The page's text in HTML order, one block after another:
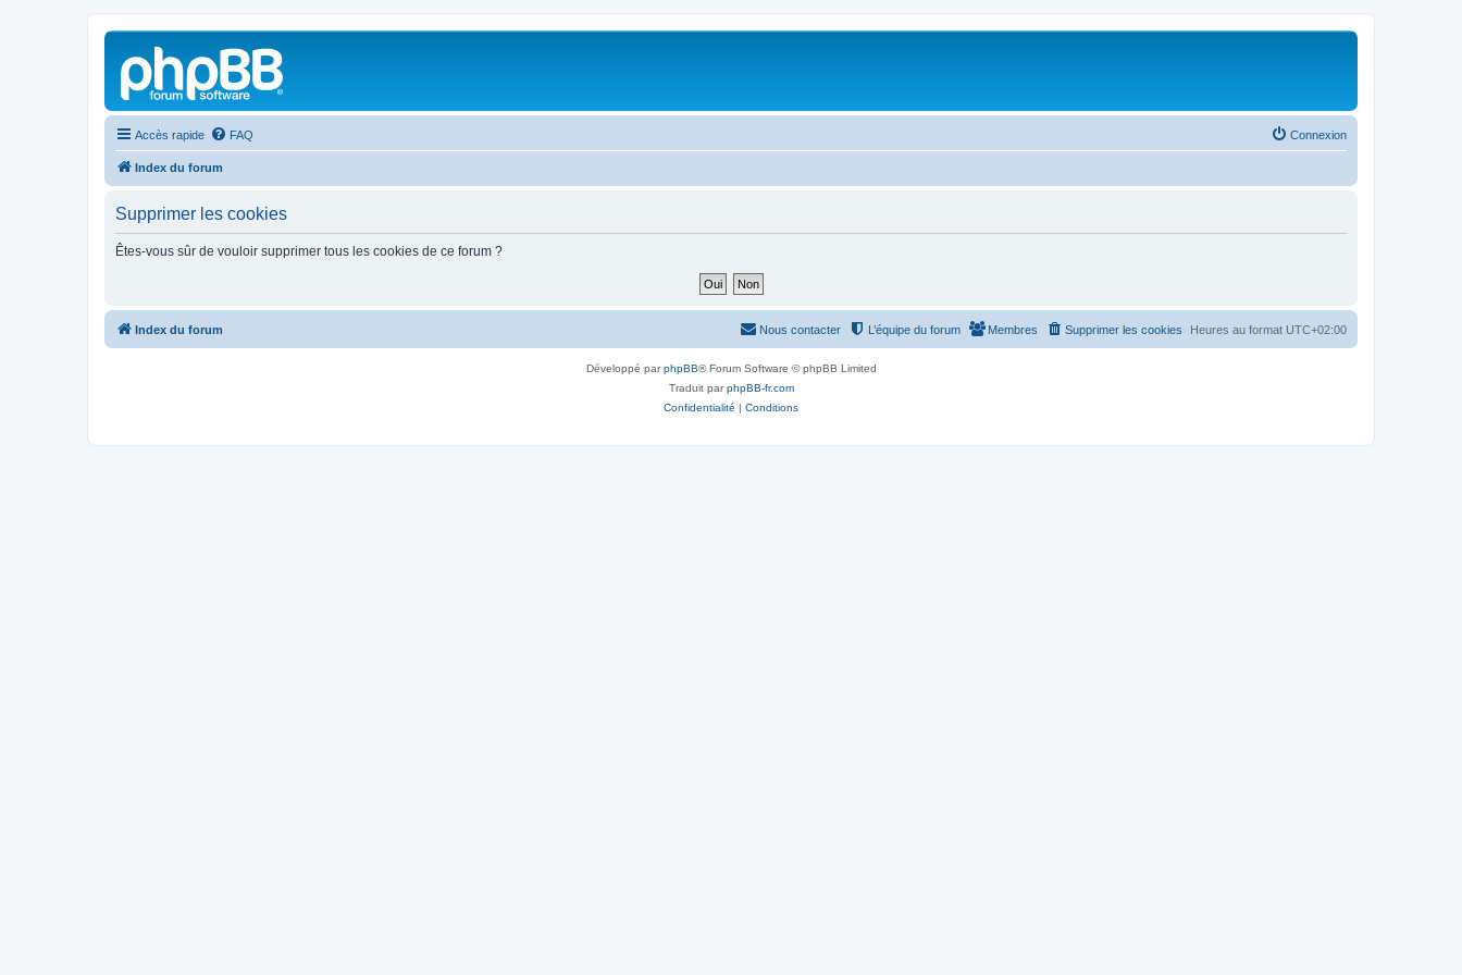
Accès rapide FAQ Connexion
Index du forum
Supprimer les cookies
Êtes-vous sûr de vouloir supprimer tous les cookies de ce forum ?
Index du forum Heures au format UTC+02:00
Supprimer les cookies
Membres
L’équipe du forum
Nous contacter
Développé parphpBB® Forum Software © phpBB Limited
Traduit parphpBB-fr.com
Confidentialité | Conditions